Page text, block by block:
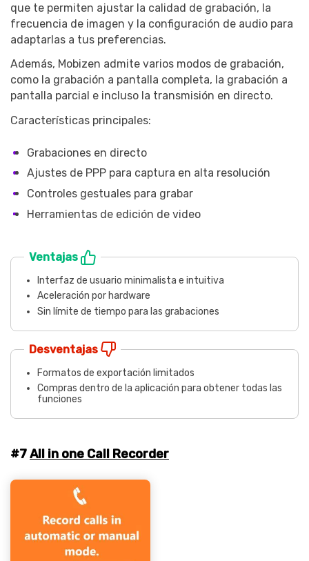
que te permiten ajustar la calidad de grabación, la
frecuencia de imagen y la configuración de audio para
adaptarlas a tus preferencias.
Además, Mobizen admite varios modos de grabación,
como la grabación a pantalla completa, la grabación a
pantalla parcial e incluso la transmisión en directo.
Características principales:
Grabaciones en directo
Ajustes de PPP para captura en alta resolución
Controles gestuales para grabar
Herramientas de edición de video
Ventajas
Interfaz de usuario minimalista e intuitiva
Aceleración por hardware
Sin límite de tiempo para las grabaciones
Desventajas
Formatos de exportación limitados
Compras dentro de la aplicación para obtener todas las
funciones
#7All in one Call Recorder